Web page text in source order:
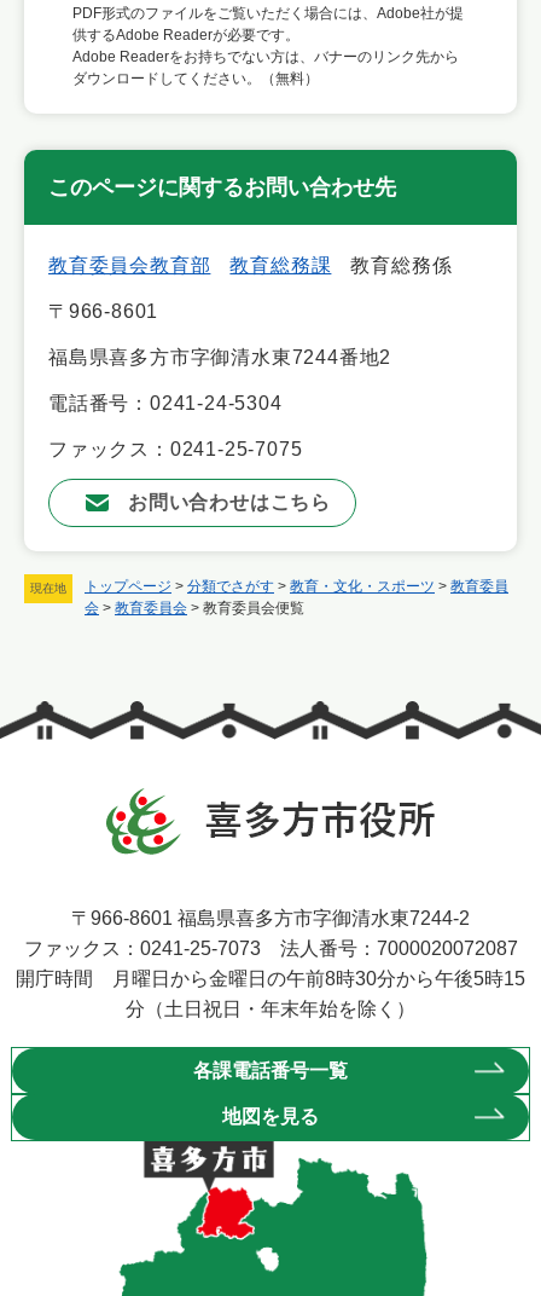
現在地 トップページ > 分類でさがす > 教育・文化・スポーツ > 教育委員
会 > 教育委員会 > 教育委員会便覧
PDF形式のファイルをご覧いただく場合には、Adobe社が提
供するAdobe Readerが必要です。
Adobe Readerをお持ちでない方は、バナーのリンク先から
ダウンロードしてください。（無料）
このページに関するお問い合わせ先
教育委員会教育部 教育総務課 教育総務係
〒966-8601
福島県喜多方市字御清水東7244番地2
電話番号：0241-24-5304
ファックス：0241-25-7075
お問い合わせはこちら
〒966-8601 福島県喜多方市字御清水東7244-2
ファックス：0241-25-7073 法人番号：7000020072087
開庁時間 月曜日から金曜日の午前8時30分から午後5時15
分（土日祝日・年末年始を除く）
各課電話番号一覧
地図を見る